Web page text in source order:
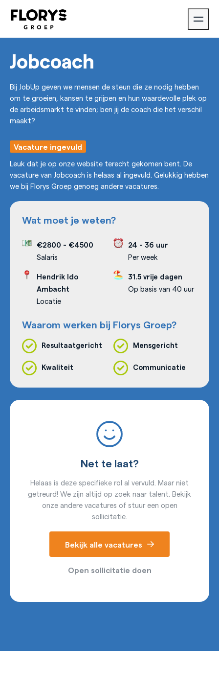
Jobcoach
Bij JobUp geven we mensen de steun die ze nodig hebben
om te groeien, kansen te grijpen en hun waardevolle plek op
de arbeidsmarkt te vinden; ben jij de coach die het verschil
maakt?
Vacature ingevuld
Leuk dat je op onze website terecht gekomen bent. De
vacature van Jobcoach is helaas al ingevuld. Gelukkig hebben
we bij Florys Groep genoeg andere vacatures.
Wat moet je weten?
€2800 - €4500
Salaris
24 - 36 uur
Per week
Hendrik Ido
Ambacht
Locatie
31.5 vrije dagen
Op basis van 40 uur
Waarom werken bij Florys Groep?
Resultaatgericht Mensgericht
Kwaliteit Communicatie
Net te laat?
Helaas is deze specifieke rol al vervuld. Maar niet
getreurd! We zijn altijd op zoek naar talent. Bekijk
onze andere vacatures of stuur een open
sollicitatie.
Bekijk alle vacatures
Open sollicitatie doen